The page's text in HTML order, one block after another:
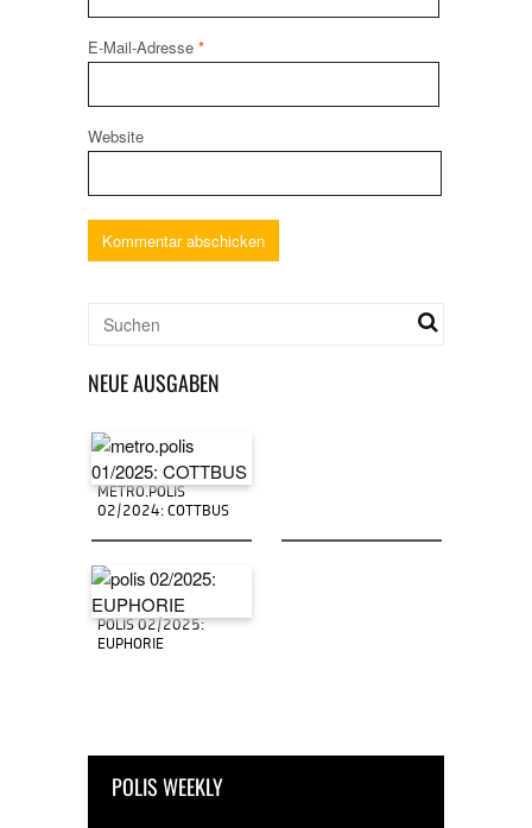
E-Mail-Adresse *
Website
NEUE AUSGABEN
METRO.POLIS
02/2024: COTTBUS
POLIS 02/2025:
EUPHORIE
POLIS WEEKLY